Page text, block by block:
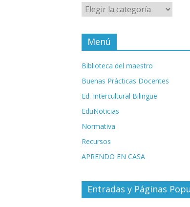
Categorías
Menú
Biblioteca del maestro
Buenas Prácticas Docentes
Ed. Intercultural Bilingüe
EduNoticias
Normativa
Recursos
APRENDO EN CASA
Entradas y Páginas